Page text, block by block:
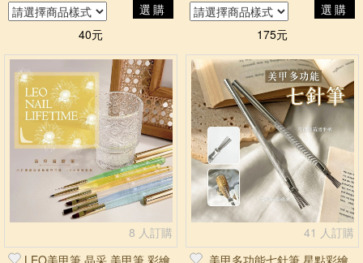
選購
40元
選購
175元
8 人訂購
LEO美甲筆 晶采 美甲筆 彩繪
41 人訂購
美甲多功能七針筆 星點彩繪